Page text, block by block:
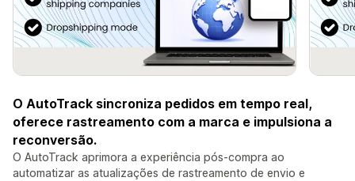
O AutoTrack sincroniza pedidos em tempo real,
oferece rastreamento com a marca e impulsiona a
reconversão.
O AutoTrack aprimora a experiência pós-compra ao
automatizar as atualizações de rastreamento de envio e